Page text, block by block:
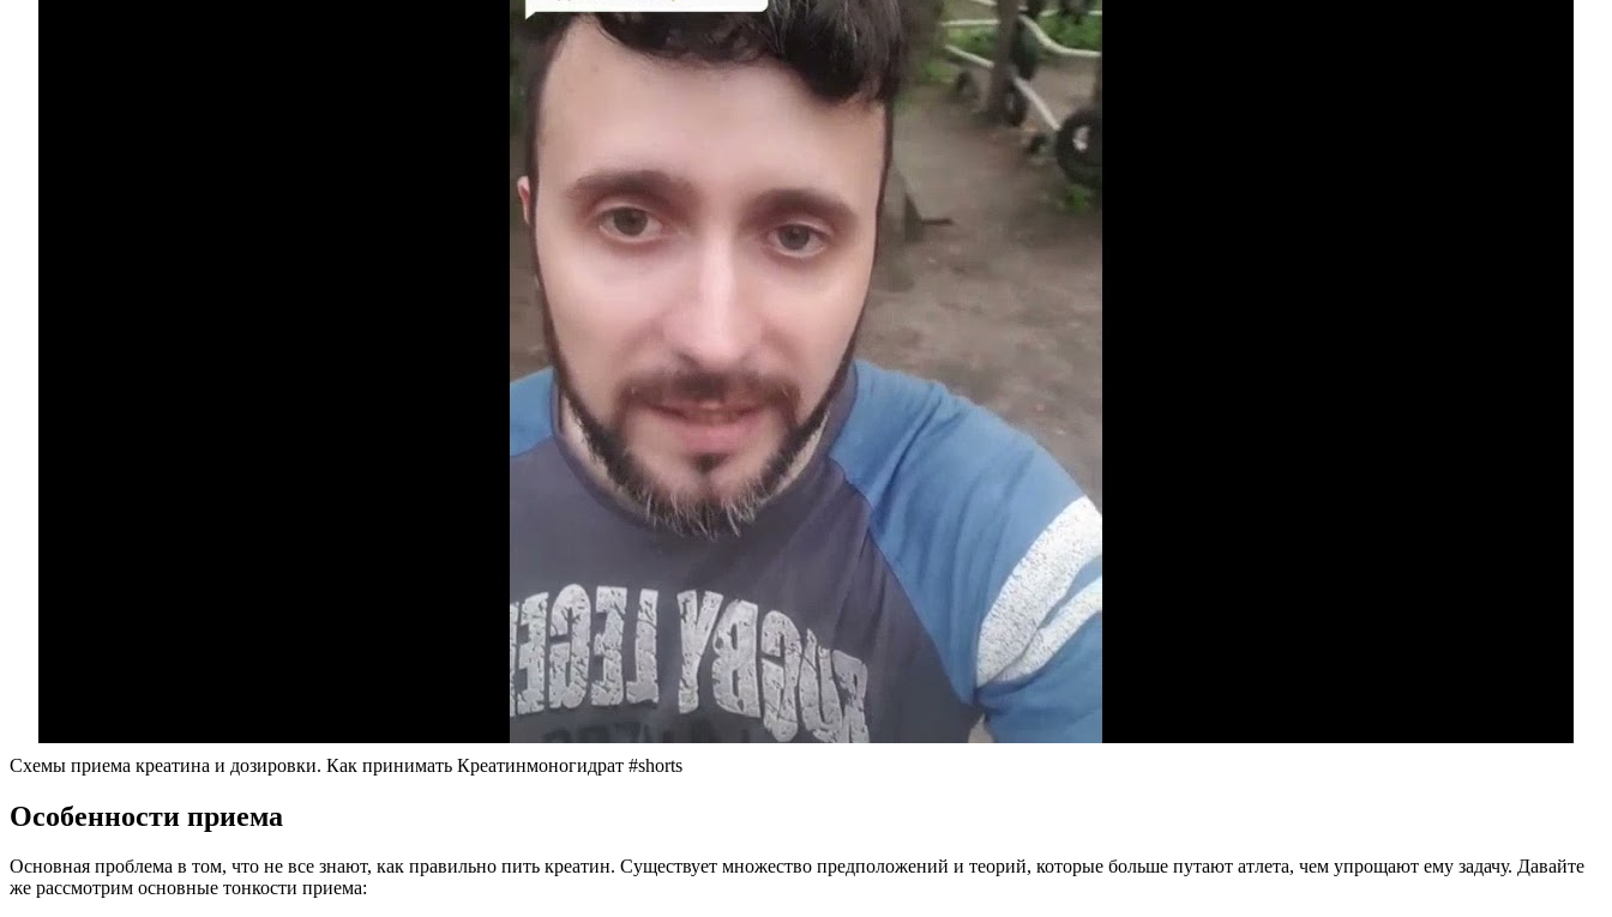
Схемы приема креатина и дозировки. Как принимать Креатинмоногидрат #shorts
Особенности приема
Основная проблема в том, что не все знают, как правильно пить креатин. Существует множество предположений и теорий, которые больше путают атлета, чем упрощают ему задачу. Давайте
же рассмотрим основные тонкости приема: